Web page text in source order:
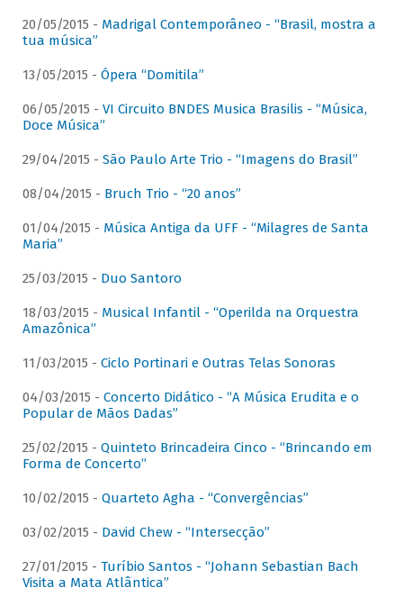
20/05/2015 - Madrigal Contemporâneo - “Brasil, mostra a
tua música”
13/05/2015 - Ópera “Domitila”
06/05/2015 - VI Circuito BNDES Musica Brasilis - “Música,
Doce Música”
29/04/2015 - São Paulo Arte Trio - “Imagens do Brasil”
08/04/2015 - Bruch Trio - “20 anos”
01/04/2015 - Música Antiga da UFF - “Milagres de Santa
Maria”
25/03/2015 - Duo Santoro
18/03/2015 - Musical Infantil - “Operilda na Orquestra
Amazônica”
11/03/2015 - Ciclo Portinari e Outras Telas Sonoras
04/03/2015 - Concerto Didático - “A Música Erudita e o
Popular de Mãos Dadas”
25/02/2015 - Quinteto Brincadeira Cinco - “Brincando em
Forma de Concerto”
10/02/2015 - Quarteto Agha - “Convergências”
03/02/2015 - David Chew - “Intersecção”
27/01/2015 - Turíbio Santos - “Johann Sebastian Bach
Visita a Mata Atlântica”